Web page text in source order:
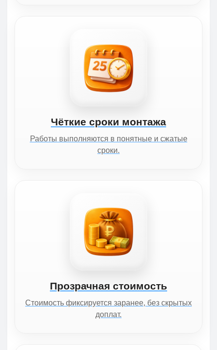
Чёткие сроки монтажа
Работы выполняются в понятные и сжатые
сроки.
Прозрачная стоимость
Стоимость фиксируется заранее, без скрытых
доплат.